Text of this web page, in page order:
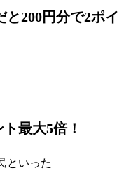
と200円分で2ポイ
最大5倍！
といった